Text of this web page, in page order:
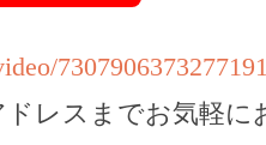
レスまでお気軽に